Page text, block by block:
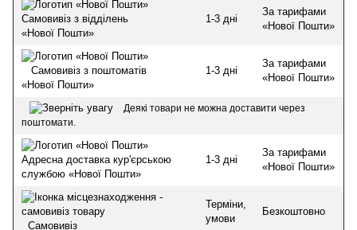
Самовивіз з відділень
«Нової Пошти»
1-3 дні
За тарифами
«Нової Пошти»
Самовивіз з поштоматів
«Нової Пошти»
1-3 дні
За тарифами
«Нової Пошти»
Деякі товари не можна доставити через
поштомати.
Адресна доставка кур'єрською
службою «Нової Пошти»
1-3 дні
За тарифами
«Нової Пошти»
Самовивіз
Терміни,
умови
Безкоштовно